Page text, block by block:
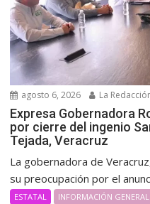
agosto 6, 2026 La
Expresa Gobernadora
por cierre del ingenio
Tejada, Veracruz
La gobernadora de
su preocupación por el
ESTATAL INFORMACIÓN GENERAL